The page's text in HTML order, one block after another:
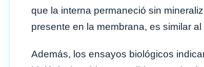
que la interna permaneció sin
presente en la membrana, es similar
Además, los ensayos biológicos